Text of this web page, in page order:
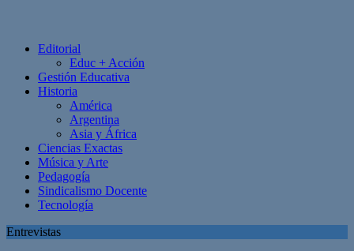
Editorial
Educ + Acción
Gestión Educativa
Historia
América
Argentina
Asia y África
Ciencias Exactas
Música y Arte
Pedagogía
Sindicalismo Docente
Tecnología
Entrevistas